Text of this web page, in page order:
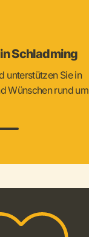
Schladming
unterstützen Sie in
Wünschen rund um